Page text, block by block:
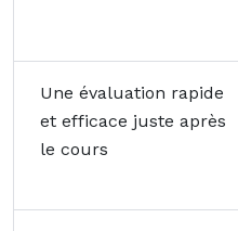
Une évaluation rapide
et efficace juste après
le cours